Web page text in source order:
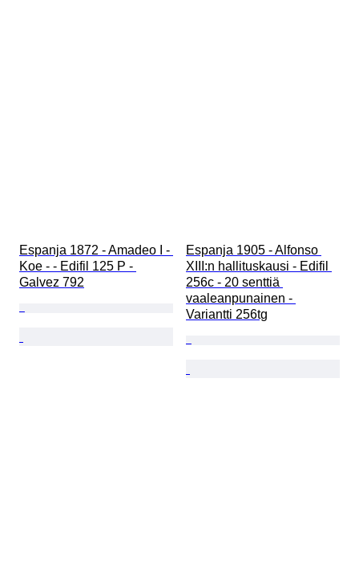
Espanja 1872 - Amadeo I -
Koe - - Edifil 125 P -
Galvez 792
Espanja 1905 - Alfonso
XIII:n hallituskausi - Edifil
256c - 20 senttiä
vaaleanpunainen -
Variantti 256tg